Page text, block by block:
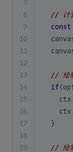
7
8
// 计
9
const
10
11
12
13
// 绘
14
if
15
16
17
  }
18
19
// 绘